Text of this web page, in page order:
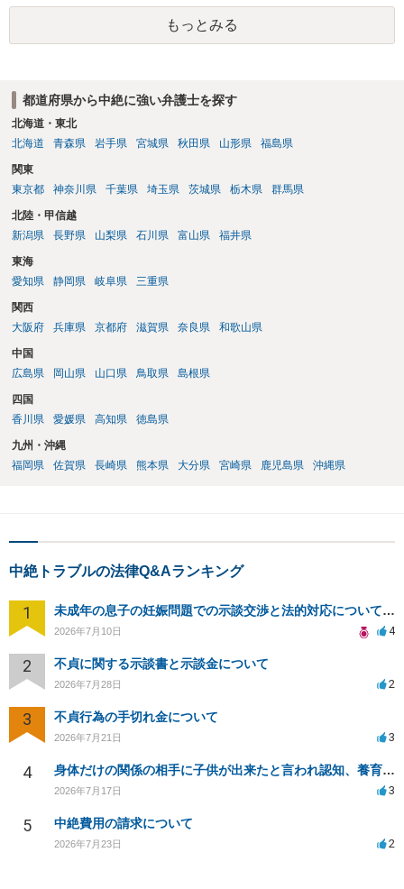
れ以上の要求を回避するためには、合意内容を書面しておくことで
す。 特に重要な点としては、合意事項以外には貸し借りが無いことを
確認する条項（清算条項）をきちんと盛り込んでおくことです。 お金
もっとみる
都道府県から中絶に強い弁護士を探す
北海道・東北
北海道
青森県 岩手県 宮城県 秋田県 山形県 福島県
関東
東京都
神奈川県 千葉県 埼玉県 茨城県 栃木県 群馬県
北陸・甲信越
新潟県
長野県 山梨県 石川県 富山県 福井県
東海
愛知県
静岡県 岐阜県 三重県
関西
大阪府
兵庫県 京都府 滋賀県 奈良県 和歌山県
中国
広島県
岡山県 山口県 鳥取県 島根県
四国
香川県
愛媛県 高知県 徳島県
九州・沖縄
福岡県
佐賀県 長崎県 熊本県 大分県 宮崎県 鹿児島県 沖縄県
中絶トラブルの法律Q&Aランキング
1 未成年の息子の妊娠問題での示談交渉と法的対応について相談
2026年7月10日 4
2 不貞に関する示談書と示談金について
2026年7月28日 2
3 不貞行為の手切れ金について
2026年7月21日 3
4 身体だけの関係の相手に子供が出来たと言われ認知、養育費を要求されているが自身の子供か分からない
2026年7月17日 3
5 中絶費用の請求について
2026年7月23日 2